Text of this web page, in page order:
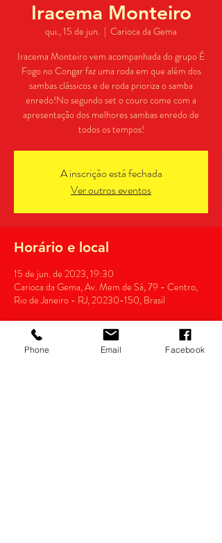
Iracema Monteiro
qui., 15 de jun.
  |
Carioca da Gema
Iracema Monteiro vem acompanhada do grupo É
Fogo no Congar faz uma roda em que além dos
sambas clássicos e de roda prioriza o samba
enredo!No segundo set o couro come com a
apresentação dos melhores sambas enredo de
todos os tempos!
A inscrição está fechada
Ver outros eventos
Horário e local
15 de jun. de 2023, 19:30
Carioca da Gema, Av. Mem de Sá, 79 - Centro,
Rio de Janeiro - RJ, 20230-150, Brasil
Phone Email Facebook